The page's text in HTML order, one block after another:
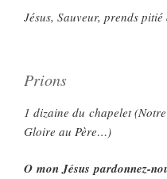
Jésus, Sauveur, prends
Prions
1 dizaine du chapelet
Gloire au Père…)
O mon Jésus pardonnez-